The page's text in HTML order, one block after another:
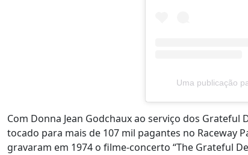
Uma publicação
Com Donna Jean Godchaux ao serviço dos
tocado para mais de 107 mil pagantes no Raceway
gravaram em 1974 o filme-concerto “The Grateful